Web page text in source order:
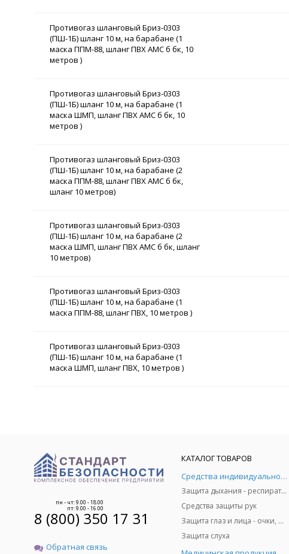
Противогаз шланговый Бриз-0303
(ПШ-1Б) шланг 10 м, на барабане (1
маска ППМ-88, шланг ПВХ АМС б бк, 10
метров )
Противогаз шланговый Бриз-0303
(ПШ-1Б) шланг 10 м, на барабане (1
маска ШМП, шланг ПВХ АМС б бк, 10
метров )
Противогаз шланговый Бриз-0303
(ПШ-1Б) шланг 10 м, на барабане (2
маска ППМ-88, шланг ПВХ АМС б бк,
шланг 10 метров)
Противогаз шланговый Бриз-0303
(ПШ-1Б) шланг 10 м, на барабане (2
маска ШМП, шланг ПВХ АМС б бк, шланг
10 метров)
Противогаз шланговый Бриз-0303
(ПШ-1Б) шланг 10 м, на барабане (1
маска ППМ-88, шланг ПВХ, 10 метров )
Противогаз шланговый Бриз-0303
(ПШ-1Б) шланг 10 м, на барабане (1
маска ШМП, шланг ПВХ, 10 метров )
пн - чт: 9.00 - 18.00
пт: 9.00 - 16.00
8 (800) 350 17 31
Обратная связь
КАТАЛОГ ТОВАРОВ
Средства индивидуальной защиты
Защита дыхания - респираторы, противогазы, фильтры, дозиметры
Средства защиты рук
Защита глаз и лица - очки, щитки
Защита слуха